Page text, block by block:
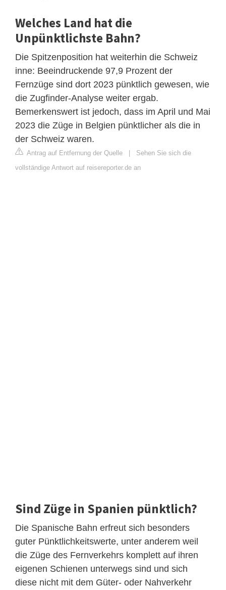
Welches Land hat die
Unpünktlichste Bahn?
Die Spitzenposition hat weiterhin die Schweiz
inne: Beeindruckende 97,9 Prozent der
Fernzüge sind dort 2023 pünktlich gewesen, wie
die Zugfinder-Analyse weiter ergab.
Bemerkenswert ist jedoch, dass im April und Mai
2023 die Züge in Belgien pünktlicher als die in
der Schweiz waren.
Antrag auf Entfernung der Quelle | Sehen Sie sich die
vollständige Antwort auf reisereporter.de an
Sind Züge in Spanien pünktlich?
Die Spanische Bahn erfreut sich besonders
guter Pünktlichkeitswerte, unter anderem weil
die Züge des Fernverkehrs komplett auf ihren
eigenen Schienen unterwegs sind und sich
diese nicht mit dem Güter- oder Nahverkehr